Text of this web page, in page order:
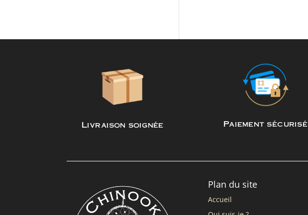
Livraison soignée Paiement sécurisé
Plan du site
Accueil